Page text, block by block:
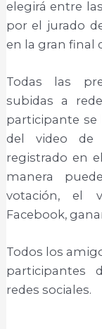
elegirá entre
por el jurado
en la gran final
Todas las
subidas a
participante se
del video de
registrado en
manera
votación, el
Facebook,
Todos los
participantes
redes sociales.